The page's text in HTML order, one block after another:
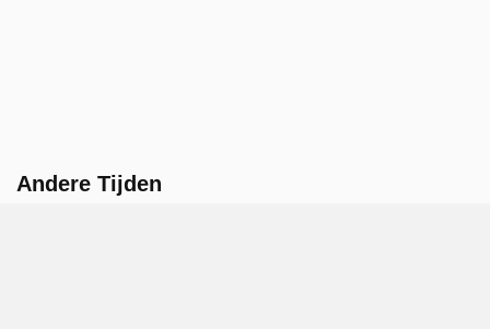
Andere Tijden